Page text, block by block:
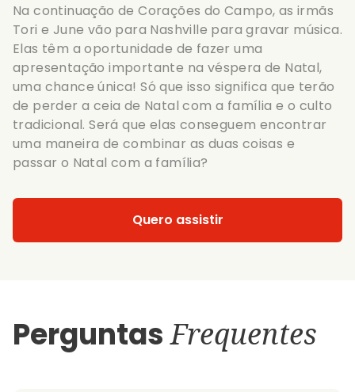
Na continuação de Corações do Campo, as irmãs
Tori e June vão para Nashville para gravar música.
Elas têm a oportunidade de fazer uma
apresentação importante na véspera de Natal,
uma chance única! Só que isso significa que terão
de perder a ceia de Natal com a família e o culto
tradicional. Será que elas conseguem encontrar
uma maneira de combinar as duas coisas e
passar o Natal com a família?
Quero assistir
PerguntasFrequentes